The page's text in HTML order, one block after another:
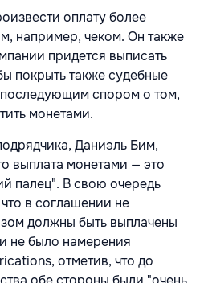
оплату более
например, чеком. Он также
придется выписать
покрыть также судебные
спором о том,
монетами.
Даниэль Бим,
выплата монетами — это
палец". В свою очередь
в соглашении не
должны быть выплачены
не было намерения
отметив, что до